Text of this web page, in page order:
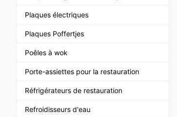
Plaques électriques
Plaques Poffertjes
Poêles à wok
Porte-assiettes pour la restauration
Réfrigérateurs de restauration
Refroidisseurs d'eau